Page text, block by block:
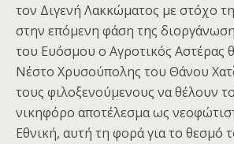
τον Διγενή Λακκώματος με στόχο
στην επόμενη φάση της
του Ευόσμου ο Αγροτικός Αστέρας
Νέστο Χρυσούπολης του Θάνου
τους φιλοξενούμενους να θέλουν
νικηφόρο αποτέλεσμα ως
Εθνική, αυτή τη φορά για το θεσμό